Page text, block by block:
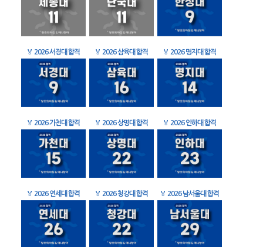
🏅 2026 서경대 합격 🏅 2026 삼육대 합격 🏅 2026 명지대 합격
🏅 2026 가천대 합격 🏅 2026 상명대 합격 🏅 2026 인하대 합격
🏅 2026 연세대 합격 🏅 2026 청강대 합격 🏅 2026 남서울대 합격